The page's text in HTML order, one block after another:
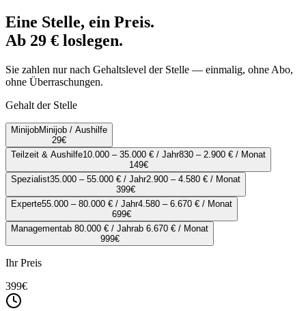
Eine Stelle, ein Preis.
Ab 29 € loslegen.
Sie zahlen nur nach Gehaltslevel der Stelle — einmalig, ohne Abo,
ohne Überraschungen.
Gehalt der Stelle
MinijobMinijob / Aushilfe
29€
Teilzeit & Aushilfe10.000 – 35.000 € / Jahr830 – 2.900 € / Monat
149€
Spezialist35.000 – 55.000 € / Jahr2.900 – 4.580 € / Monat
399€
Experte55.000 – 80.000 € / Jahr4.580 – 6.670 € / Monat
699€
Managementab 80.000 € / Jahrab 6.670 € / Monat
999€
Ihr Preis
399€